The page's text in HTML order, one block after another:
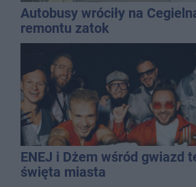
Autobusy wróciły na
remontu zatok
ENEJ i Dżem wśród gwiazd
święta miasta